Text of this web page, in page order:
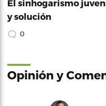
El sinhogarismo
y solución
0
Opinión y